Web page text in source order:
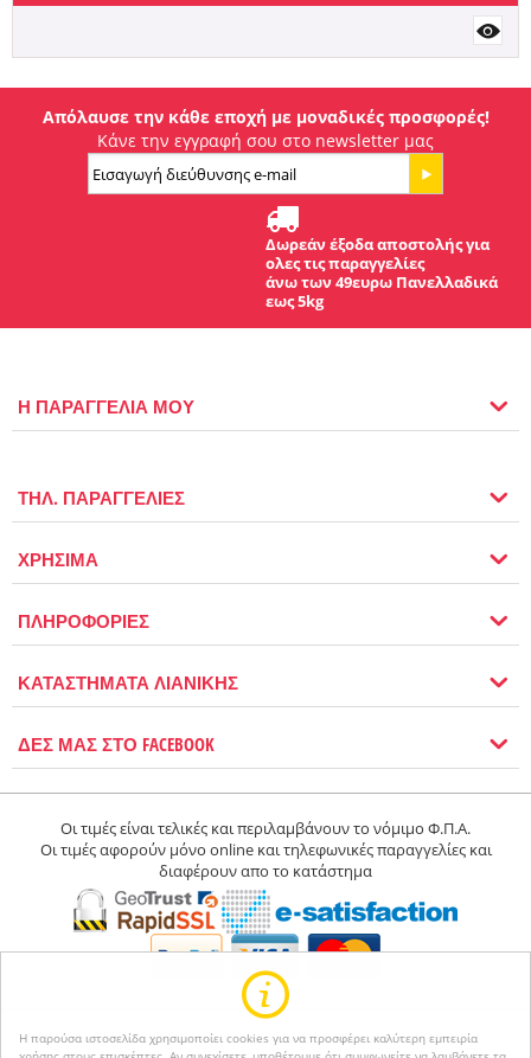
Η παρούσα ιστοσελίδα χρησιμοποίει cookies για να προσφέρει καλύτερη εμπειρία
Απόλαυσε την κάθε εποχή με μοναδικές προσφορές!
Κάνε την εγγραφή σου στο newsletter μας
Δωρεάν έξοδα αποστολής για
ολες τις παραγγελίες
άνω των 49ευρω Πανελλαδικά
εως 5kg
Η ΠΑΡΑΓΓΕΛΙΑ ΜΟΥ
ΤΗΛ. ΠΑΡΑΓΓΕΛΙΕΣ
ΧΡΗΣΙΜΑ
ΠΛΗΡΟΦΟΡΙΕΣ
ΚΑΤΑΣΤΗΜΑΤΑ ΛΙΑΝΙΚΗΣ
ΔΕΣ ΜΑΣ ΣΤΟ FACEBOOK
Οι τιμές είναι τελικές και περιλαμβάνουν το νόμιμο Φ.Π.Α.
Οι τιμές αφορούν μόνο online και τηλεφωνικές παραγγελίες και
διαφέρουν απο το κατάστημα